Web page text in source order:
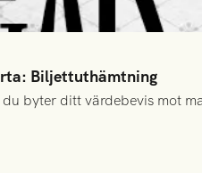
Biljettuthämtning
byter ditt värdebevis mot